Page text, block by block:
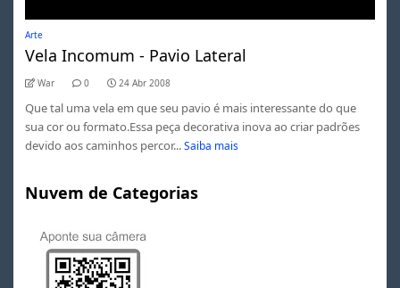
Arte
Vela Incomum - Pavio Lateral
War 0 24 Abr 2008
Que tal uma vela em que seu pavio é mais interessante do que
sua cor ou formato.Essa peça decorativa inova ao criar padrões
devido aos caminhos percor... Saiba mais
Nuvem de Categorias